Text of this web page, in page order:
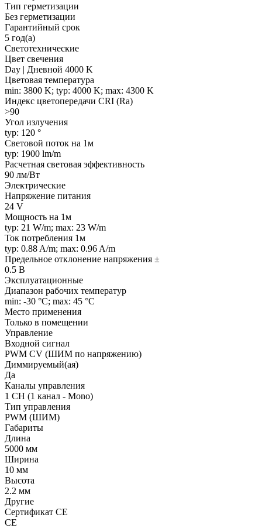
Тип герметизации
Без герметизации
Гарантийный срок
5 год(а)
Светотехнические
Цвет свечения
Day | Дневной 4000 K
Цветовая температура
min: 3800 K; typ: 4000 K; max: 4300 K
Индекс цветопередачи CRI (Ra)
>90
Угол излучения
typ: 120 °
Световой поток на 1м
typ: 1900 lm/m
Расчетная световая эффективность
90 лм/Вт
Электрические
Напряжение питания
24 V
Мощность на 1м
typ: 21 W/m; max: 23 W/m
Ток потребления 1м
typ: 0.88 A/m; max: 0.96 A/m
Предельное отклонение напряжения ±
0.5 В
Эксплуатационные
Диапазон рабочих температур
min: -30 °C; max: 45 °C
Место применения
Только в помещении
Управление
Входной сигнал
PWM СV (ШИМ по напряжению)
Диммируемый(ая)
Да
Каналы управления
1 CH (1 канал - Mono)
Тип управления
PWM (ШИМ)
Габариты
Длина
5000 мм
Ширина
10 мм
Высота
2.2 мм
Другие
Сертификат CE
CE